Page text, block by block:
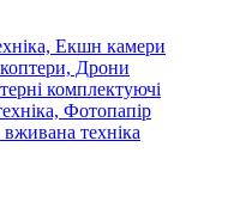
Екшн камери
Дрони
комплектуючі
Фотопапір
вживана техніка